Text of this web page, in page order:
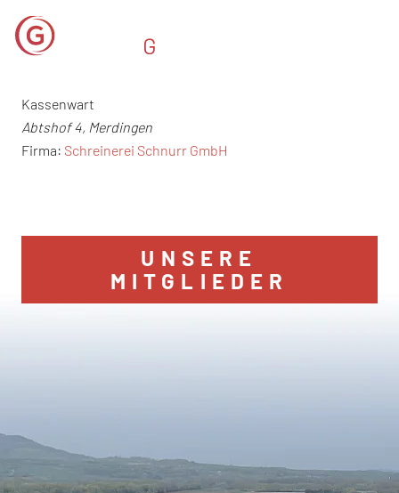
Kassenwart
Abtshof 4, Merdingen
Firma: Schreinerei Schnurr GmbH
UNSERE
MITGLIEDER